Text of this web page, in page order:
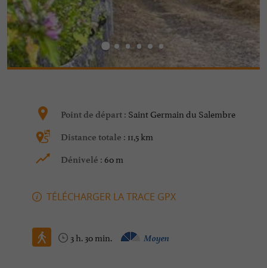
Point de départ : Saint Germain du Salembre
Distance totale : 11,5 km
Dénivelé : 60 m
TÉLÉCHARGER LA TRACE GPX
3 h. 30 min. Moyen